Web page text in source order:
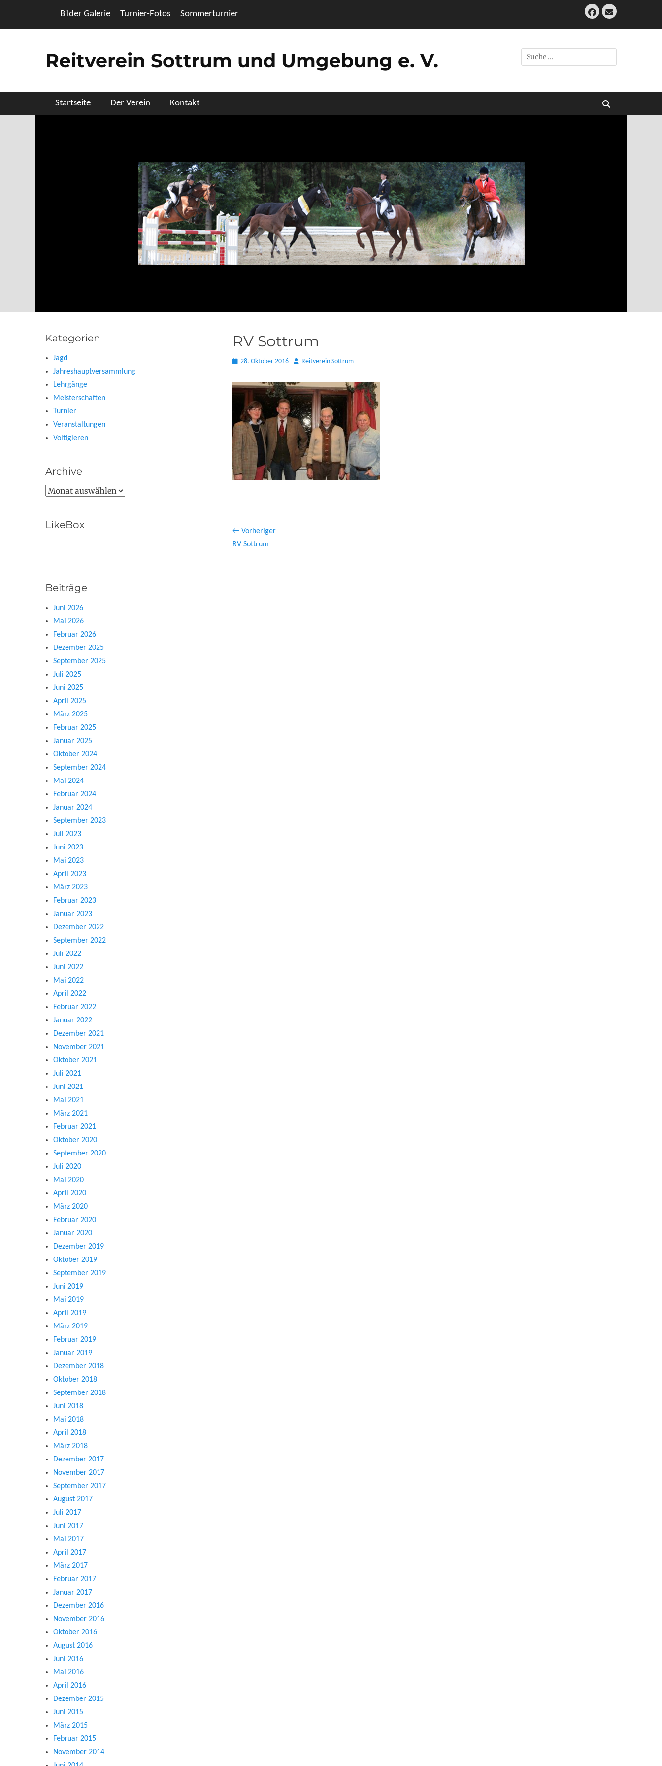
Header Top Menu
Bilder Galerie Turnier-Fotos Sommerturnier Facebook
E-
Mail
Reitverein Sottrum und Umgebung e. V.
Suche
nach:
Primäres Menü
Startseite Der Verein Kontakt
RV Sottrum
Posted28. Oktober 2016 AutorReitverein Sottrum
Beitragsnavigation
← Vorheriger
Vorheriger
RV Sottrum
Kategorien
Jagd
Jahreshauptversammlung
Lehrgänge
Meisterschaften
Turnier
Veranstaltungen
Voltigieren
Archive
Archive
LikeBox
Beiträge
Juni 2026
Mai 2026
Februar 2026
Dezember 2025
September 2025
Juli 2025
Juni 2025
April 2025
März 2025
Februar 2025
Januar 2025
Oktober 2024
September 2024
Mai 2024
Februar 2024
Januar 2024
September 2023
Juli 2023
Juni 2023
Mai 2023
April 2023
März 2023
Februar 2023
Januar 2023
Dezember 2022
September 2022
Juli 2022
Juni 2022
Mai 2022
April 2022
Februar 2022
Januar 2022
Dezember 2021
November 2021
Oktober 2021
Juli 2021
Juni 2021
Mai 2021
März 2021
Februar 2021
Oktober 2020
September 2020
Juli 2020
Mai 2020
April 2020
März 2020
Februar 2020
Januar 2020
Dezember 2019
Oktober 2019
September 2019
Juni 2019
Mai 2019
April 2019
März 2019
Februar 2019
Januar 2019
Dezember 2018
Oktober 2018
September 2018
Juni 2018
Mai 2018
April 2018
März 2018
Dezember 2017
November 2017
September 2017
August 2017
Juli 2017
Juni 2017
Mai 2017
April 2017
März 2017
Februar 2017
Januar 2017
Dezember 2016
November 2016
Oktober 2016
August 2016
Juni 2016
Mai 2016
April 2016
Dezember 2015
Juni 2015
März 2015
Februar 2015
November 2014